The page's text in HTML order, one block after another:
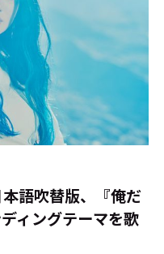
語吹替版、『俺だ
ィングテーマを歌